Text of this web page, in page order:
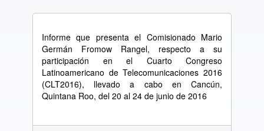
Informe que presenta el Comisionado Mario
Germán Fromow Rangel, respecto a su
participación en el Cuarto Congreso
Latinoamericano de Telecomunicaciones 2016
(CLT2016), llevado a cabo en Cancún,
Quintana Roo, del 20 al 24 de junio de 2016